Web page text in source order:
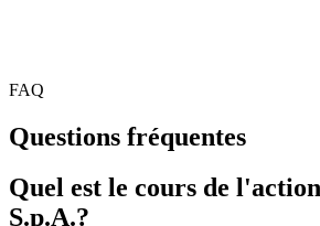
FAQ
Questions fréquentes
Quel est le cours de
S.p.A.?